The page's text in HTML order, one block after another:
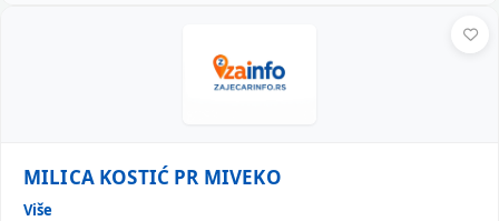
MILICA KOSTIĆ PR MIVEKO
Više